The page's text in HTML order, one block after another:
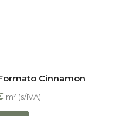
Cinnamon
m² (s/IVA)